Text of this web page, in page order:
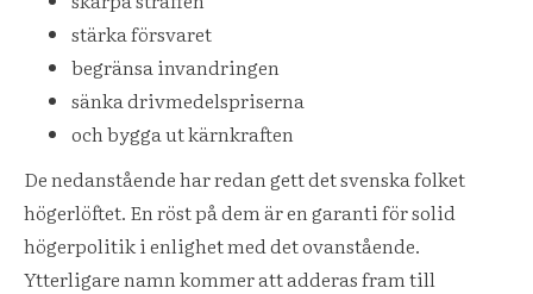
stärka försvaret
begränsa invandringen
sänka drivmedelspriserna
och bygga ut kärnkraften
De nedanstående har redan gett det svenska folket
högerlöftet. En röst på dem är en garanti för solid
högerpolitik i enlighet med det ovanstående.
Ytterligare namn kommer att adderas fram till